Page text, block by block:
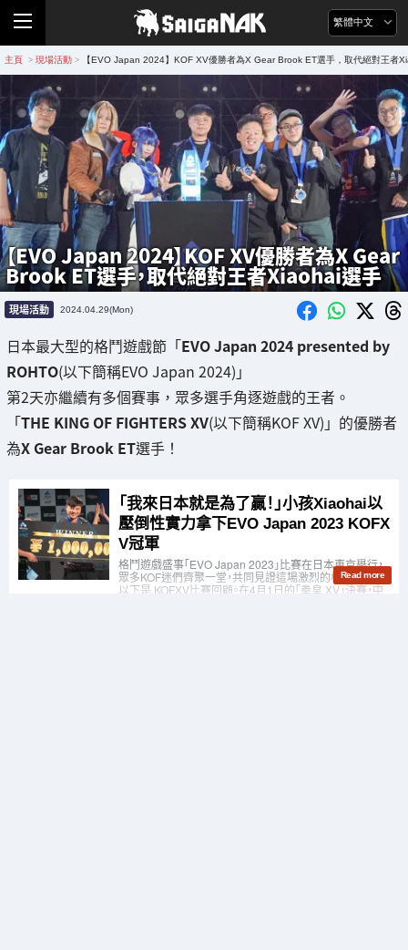
繁體中文
主頁 > 現場活動 > 【EVO Japan 2024】KOF XV優勝者為X Gear Brook ET選手，取代絕對王者
【EVO Japan 2024】KOF XV優勝者為X Gear
Brook ET選手，取代絕對王者Xiaohai選手
現場活動 2024.04.29(Mon)
日本最大型的格鬥遊戲節「EVO Japan 2024 presented by
ROHTO(以下簡稱EVO Japan 2024)」
第2天亦繼續有多個賽事，眾多選手角逐遊戲的王者。
「THE KING OF FIGHTERS XV(以下簡稱KOF XV)」的優勝者
為X Gear Brook ET選手！